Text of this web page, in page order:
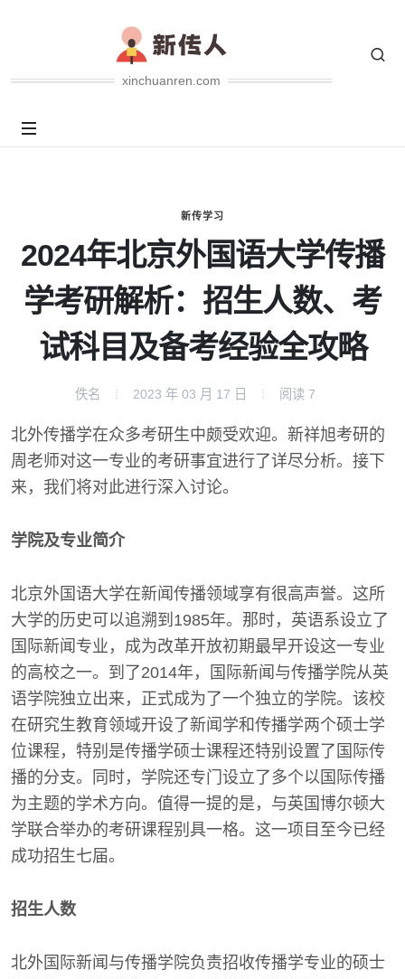
xinchuanren.com
新传学习
2024年北京外国语大学传播
学考研解析：招生人数、考
试科目及备考经验全攻略
佚名 2023 年 03 月 17 日 阅读 7
北外传播学在众多考研生中颇受欢迎。新祥旭考研的
周老师对这一专业的考研事宜进行了详尽分析。接下
来，我们将对此进行深入讨论。
学院及专业简介
北京外国语大学在新闻传播领域享有很高声誉。这所
大学的历史可以追溯到1985年。那时，英语系设立了
国际新闻专业，成为改革开放初期最早开设这一专业
的高校之一。到了2014年，国际新闻与传播学院从英
语学院独立出来，正式成为了一个独立的学院。该校
在研究生教育领域开设了新闻学和传播学两个硕士学
位课程，特别是传播学硕士课程还特别设置了国际传
播的分支。同时，学院还专门设立了多个以国际传播
为主题的学术方向。值得一提的是，与英国博尔顿大
学联合举办的考研课程别具一格。这一项目至今已经
成功招生七届。
招生人数
北外国际新闻与传播学院负责招收传播学专业的硕士